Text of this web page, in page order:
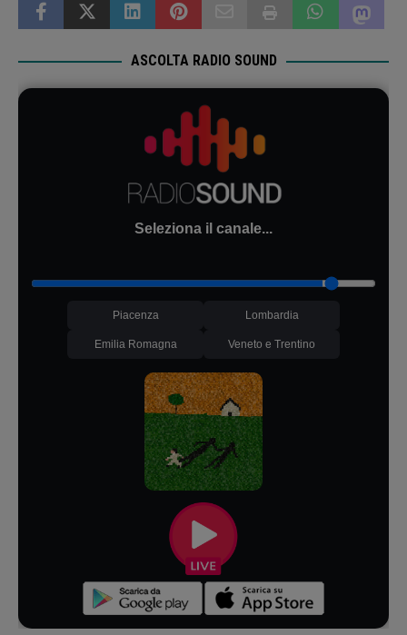
ASCOLTA RADIO SOUND
Seleziona il canale...
Piacenza Lombardia
Emilia Romagna Veneto e Trentino